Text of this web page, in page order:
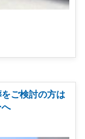
ご検討の方は